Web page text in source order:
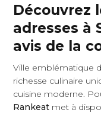
Découvrez
adresses à
avis de la
Ville emblématique
richesse culinaire
cuisine moderne.
Rankeat met à